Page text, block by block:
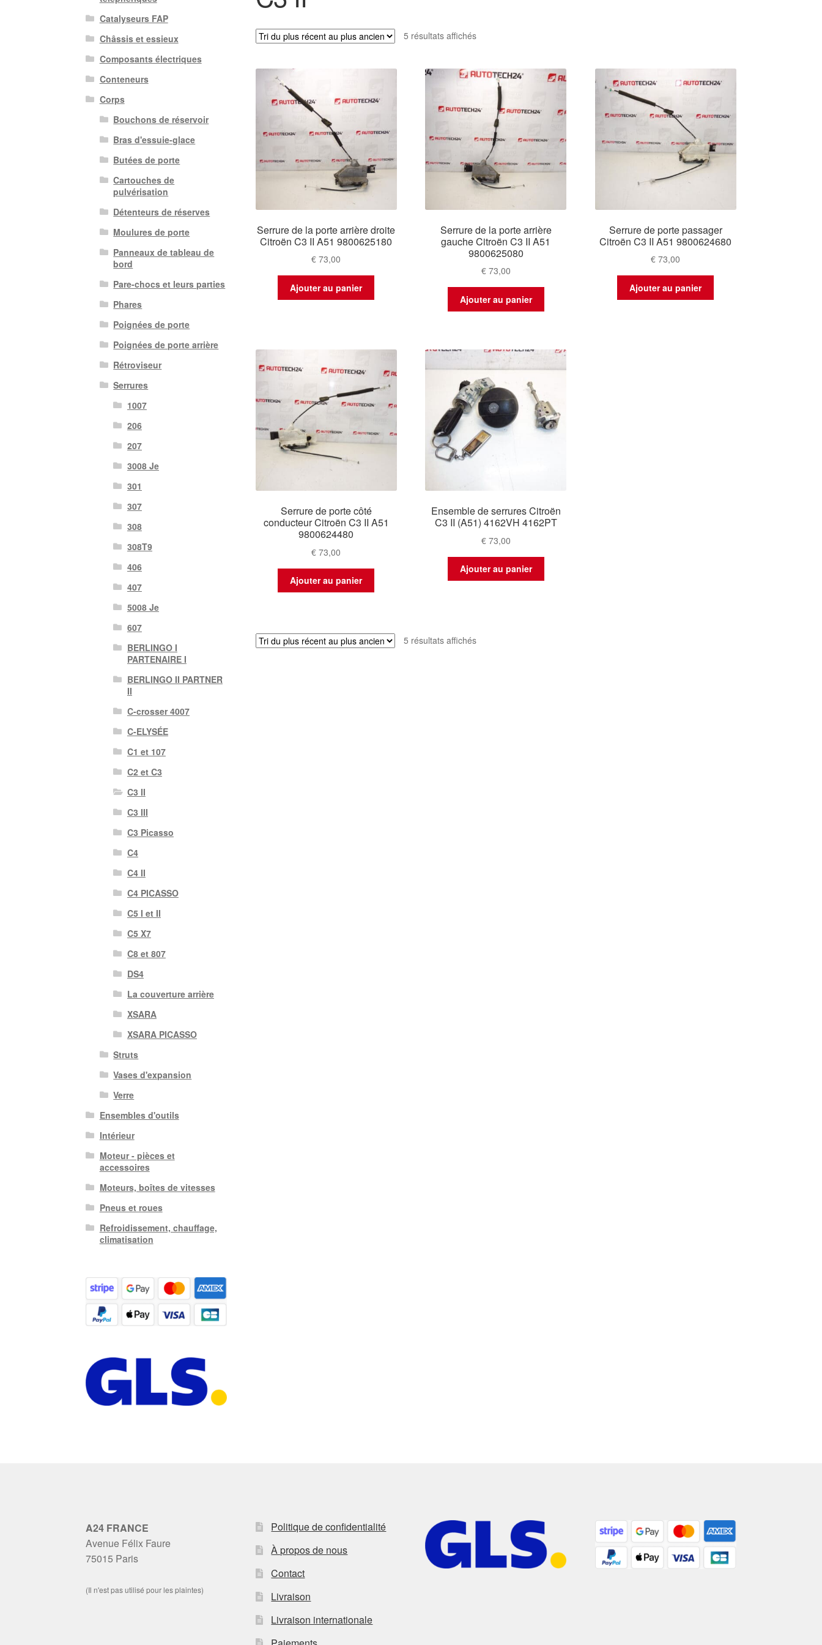
5 résultats affichésTrié
récent
ancien
Serrure de la porte arrière droite
Citroën C3 II A51 9800625180
€ 73,00
Ajouter au panier
Serrure de la porte arrière
gauche Citroën C3 II A51
9800625080
€73,00
Ajouter au panier
Serrure de porte passager
Citroën C3 II A51 9800624680
€ 73,00
Ajouter au panier
Serrure de porte côté
conducteur Citroën C3 II A51
9800624480
€ 73,00
Ajouter au panier
Ensemble de serrures Citroën
C3 II (A51) 4162VH 4162PT
€73,00
Ajouter au panier
5 résultats affichésTrié
Catalyseurs FAP
Châssis et essieux
Composants électriques
Conteneurs
Corps
Bouchons de réservoir
Bras d'essuie-glace
Butées de porte
Cartouches de
pulvérisation
Détenteurs de réserves
Moulures de porte
Panneaux de tableau de
bord
Pare-chocs et leurs parties
Phares
Poignées de porte
Poignées de porte arrière
Rétroviseur
Serrures
1007
206
207
3008 Je
301
307
308
308T9
406
407
5008 Je
607
BERLINGO I
PARTENAIRE I
BERLINGO II PARTNER
II
C-crosser 4007
C-ELYSÉE
C1 et 107
C2 et C3
C3 II
C3 III
C3 Picasso
C4
C4 II
C4 PICASSO
C5 I et II
C5 X7
C8 et 807
DS4
La couverture arrière
XSARA
XSARA PICASSO
Struts
Vases d'expansion
Verre
Ensembles d'outils
Intérieur
Moteur - pièces et
accessoires
Moteurs, boîtes de vitesses
Pneus et roues
Refroidissement, chauffage,
climatisation
A24 FRANCE
Avenue Félix Faure
75015 Paris
(Il n'est pas utilisé pour les plaintes)
Politique de confidentialité
À propos de nous
Contact
Livraison
Livraison internationale